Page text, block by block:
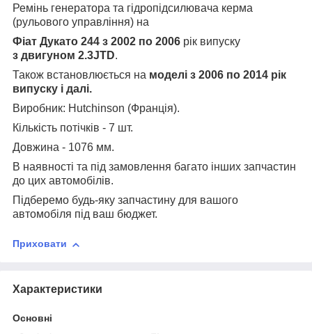
Ремінь генератора та гідропідсилювача керма
(рульового управління) на
Фіат Дукато 244 з 2002 по 2006 рік випуску
з двигуном 2.3JTD.
Також встановлюється на моделі з 2006 по 2014 рік
випуску і далі.
Виробник: Hutchinson (Франція).
Кількість потічків - 7 шт.
Довжина - 1076 мм.
В наявності та під замовлення багато інших запчастин
до цих автомобілів.
Підберемо будь-яку запчастину для вашого
автомобіля під ваш бюджет.
Приховати
Характеристики
Основні